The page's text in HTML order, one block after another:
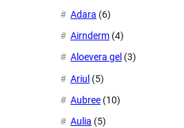
Adara (6)
Airnderm (4)
Aloevera gel (3)
Ariul (5)
Aubree (10)
Aulia (5)